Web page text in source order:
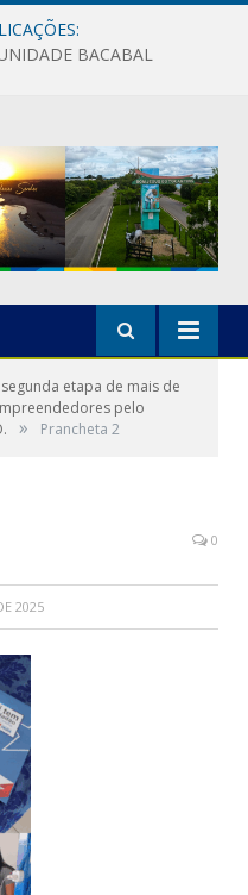
BACABAL
etapa de mais de
pelo
» Prancheta 2
0
2025